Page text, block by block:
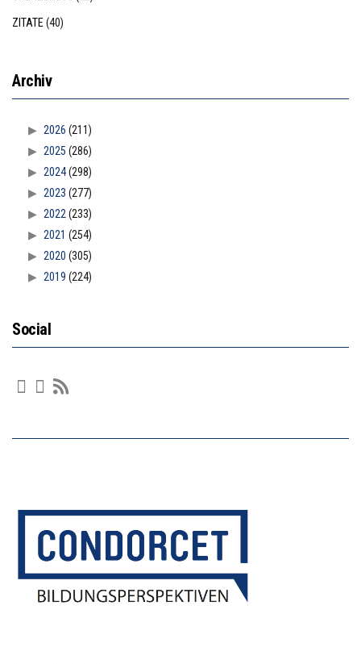
ZITATE (40)
Archiv
2026 (211)
2025 (286)
2024(298)
2023 (277)
2022 (233)
2021 (254)
2020 (305)
2019 (224)
Social